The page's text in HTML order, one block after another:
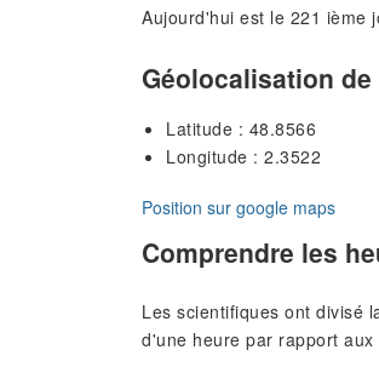
Aujourd'hui est le 221 ième
Géolocalisation de
Latitude : 48.8566
Longitude : 2.3522
Position sur google maps
Comprendre les
Les scientifiques ont divisé
d'une heure par rapport